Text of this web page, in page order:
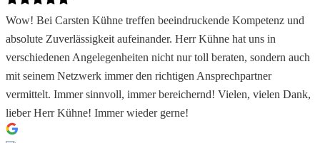
Wow! Bei Carsten Kühne treffen beeindruckende Kompetenz und
absolute Zuverlässigkeit aufeinander. Herr Kühne hat uns in
verschiedenen Angelegenheiten nicht nur toll beraten, sondern auch
mit seinem Netzwerk immer den richtigen Ansprechpartner
vermittelt. Immer sinnvoll, immer bereichernd! Vielen, vielen Dank,
lieber Herr Kühne! Immer wieder gerne!